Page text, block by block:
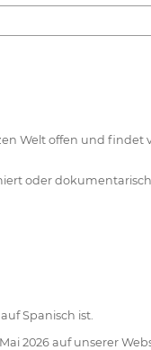
Welt offen und findet
oder dokumentarisch
Spanisch ist.
2026 auf unserer